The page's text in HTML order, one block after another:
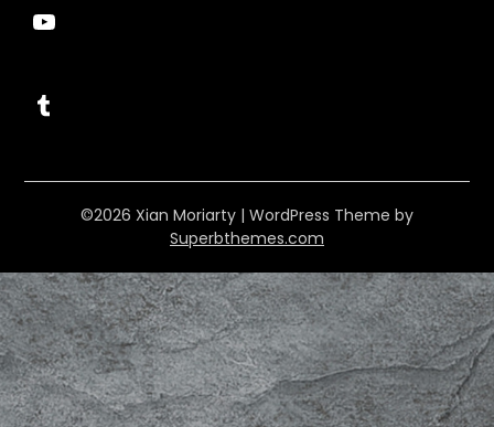
YouTube
Tumblr
©2026 Xian Moriarty | WordPress Theme by
Superbthemes.com